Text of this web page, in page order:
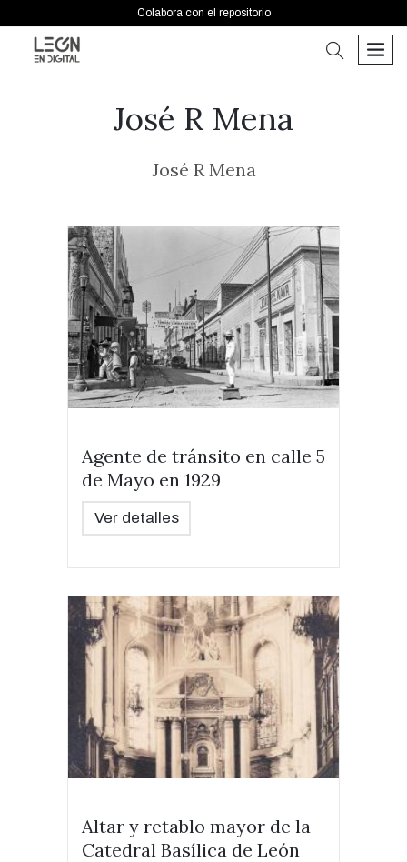
Colabora con el repositorio
buscar
José R Mena
José R Mena
Agente de tránsito en calle 5
de Mayo en 1929
Ver detalles
Altar y retablo mayor de la
Catedral Basílica de León